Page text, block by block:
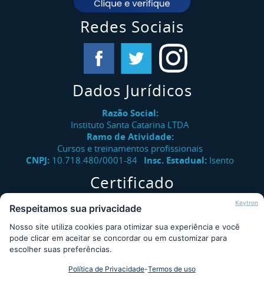
Redes Sociais
Dados Jurídicos
Razão Social:
Instituto Santa Catarina LTDA
Ramo de Atividade:
Cursos e treinamentos profissionais
CNPJ: 10.718.480/0001-84 Insc. Estadual: Isento
Certificado
Verifique a autenticidade de certificados emitidos pelo
Instituto Santa Catarina.
Consultar
Keytron
Respeitamos sua privacidade
Nosso site utiliza cookies para otimizar sua experiência e você
pode clicar em aceitar se concordar ou em customizar para
escolher suas preferências.
Política de Privacidade-Termos de uso